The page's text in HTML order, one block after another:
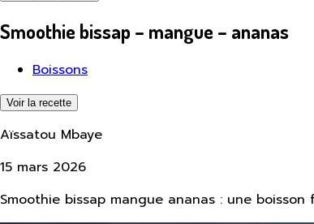
Smoothie bissap – mangue – ananas
Boissons
Voir la recette
Aïssatou Mbaye
15 mars 2026
Smoothie bissap mangue ananas : une